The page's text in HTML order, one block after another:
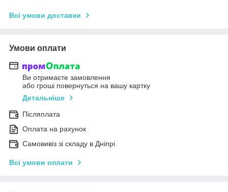
Всі умови доставки
Умови оплати
Ви отримаєте замовлення
або гроші повернуться на вашу картку
Детальніше
Післяплата
Оплата на рахунок
Самовивіз зі складу в Дніпрі
Всі умови оплати